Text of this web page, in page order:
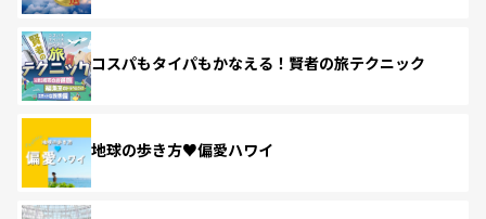
コスパもタイパもかなえる！賢者の旅テクニック
地球の歩き方♥偏愛ハワイ